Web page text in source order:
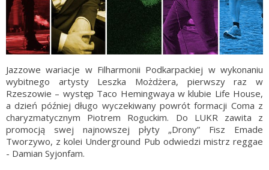
Jazzowe wariacje w Filharmonii Podkarpackiej w wykonaniu
wybitnego artysty Leszka Możdżera, pierwszy raz w
Rzeszowie – występ Taco Hemingwaya w klubie Life House,
a dzień później długo wyczekiwany powrót formacji Coma z
charyzmatycznym Piotrem Roguckim. Do LUKR zawita z
promocją swej najnowszej płyty „Drony” Fisz Emade
Tworzywo, z kolei Underground Pub odwiedzi mistrz reggae
- Damian Syjonfam.